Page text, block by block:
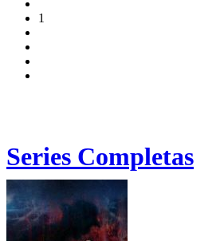
1
Series Completas